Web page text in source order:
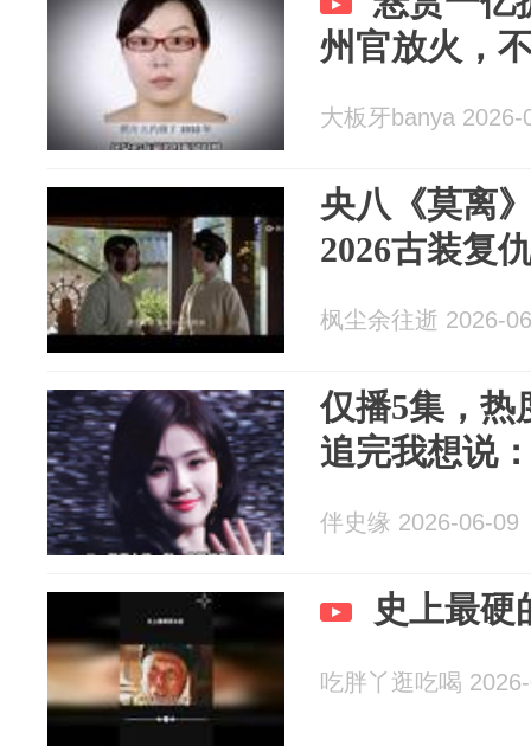
州官放火，
大板牙banya 2026-
央八《莫离
2026古装复
枫尘余往逝 2026-
仅播5集，热
追完我想说
伴史缘 2026-06-09
史上最硬
吃胖丫逛吃喝